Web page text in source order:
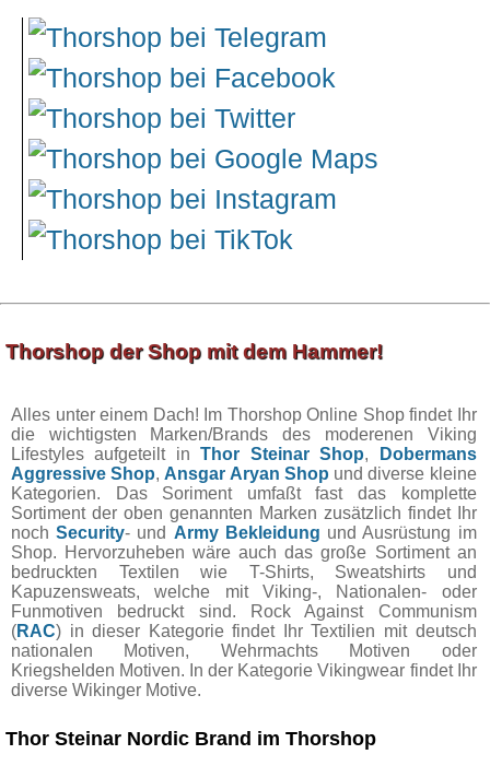
Thorshop der Shop mit dem Hammer!
Alles unter einem Dach! Im Thorshop Online Shop findet Ihr
die wichtigsten Marken/Brands des moderenen Viking
Lifestyles aufgeteilt inThor Steinar Shop,
Dobermans
Aggressive Shop, Ansgar Aryan Shop und diverse kleine
Kategorien. Das Soriment umfaßt fast das komplette
Sortiment der oben genannten Marken zusätzlich findet Ihr
nochSecurity- und Army Bekleidung und Ausrüstung im
Shop. Hervorzuheben wäre auch das große Sortiment an
bedruckten Textilen wie T-Shirts, Sweatshirts und
Kapuzensweats, welche mit Viking-, Nationalen- oder
Funmotiven bedruckt sind. Rock Against Communism
(RAC) in dieser Kategorie findet Ihr Textilien mit deutsch
nationalen Motiven, Wehrmachts Motiven oder
Kriegshelden Motiven. In der Kategorie Vikingwear findet Ihr
diverse Wikinger Motive.
Thor Steinar Nordic Brand im Thorshop